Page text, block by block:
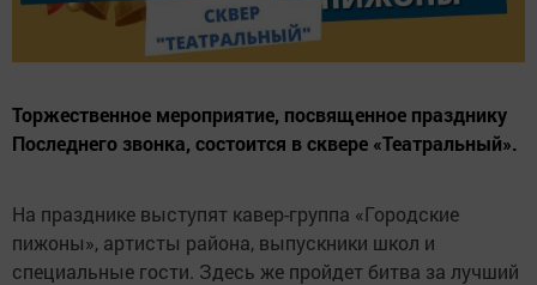
Торжественное мероприятие, посвященное празднику
Последнего звонка, состоится в сквере «Театральный».
На празднике выступят кавер-группа «Городские
пижоны», артисты района, выпускники школ и
специальные гости. Здесь же пройдет битва за лучший